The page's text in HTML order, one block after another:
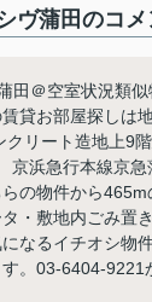
ヴ蒲田のコ
田＠空室状況類
貸お部屋探しは
リート造地上9
浜急行本線京
の物件から
・敷地内ごみ置
なるイチオシ物
。03-6404-9221